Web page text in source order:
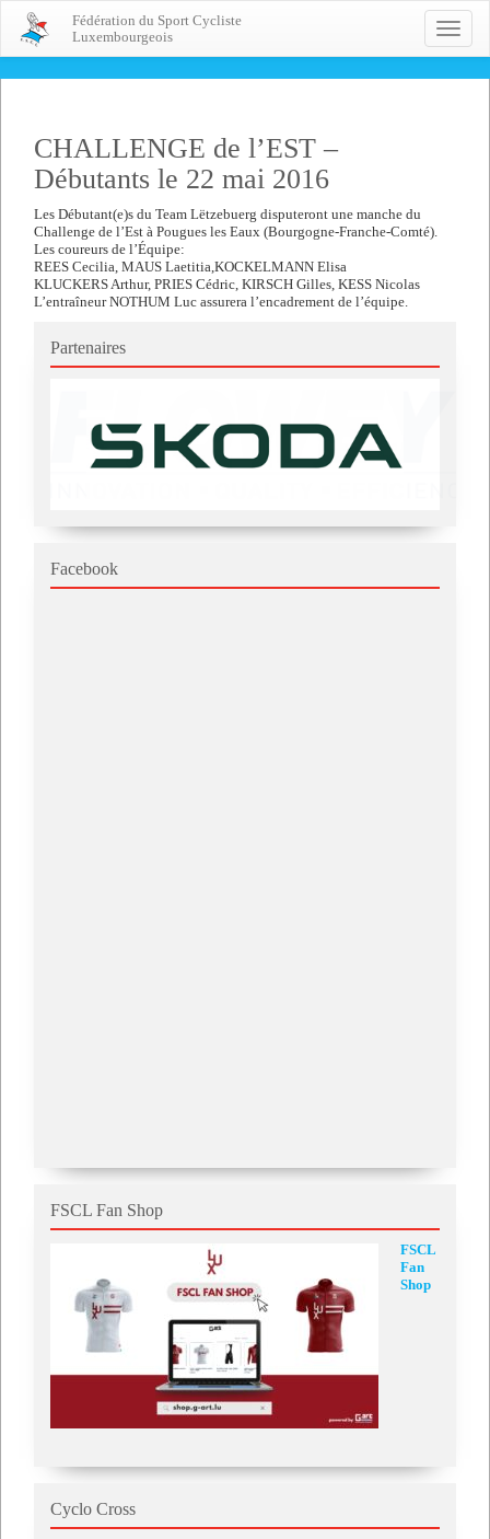
Toggle
Fédération du Sport Cycliste
Luxembourgeois
CHALLENGE de l’EST –
Débutants le 22 mai 2016
Les Débutant(e)s du Team Lëtzebuerg disputeront une manche du
Challenge de l’Est à Pougues les Eaux (Bourgogne-Franche-Comté).
Les coureurs de l’Équipe:
REES Cecilia, MAUS Laetitia,KOCKELMANN Elisa
KLUCKERS Arthur, PRIES Cédric, KIRSCH Gilles, KESS Nicolas
L’entraîneur NOTHUM Luc assurera l’encadrement de l’équipe.
Partenaires
Facebook
FSCL Fan Shop
FSCL
Fan
Shop
Cyclo Cross